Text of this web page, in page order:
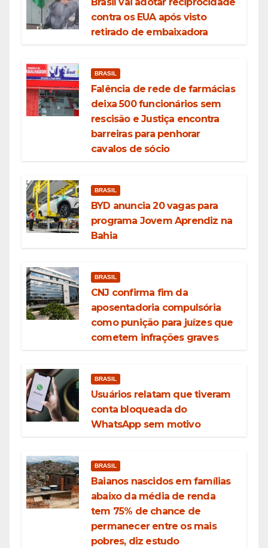
contra os EUA após visto
retirado de embaixadora
BRASIL
Falência de rede de farmácias
deixa 500 funcionários sem
rescisão e Justiça encontra
barreiras para penhorar
cavalos de sócio
BRASIL
BYD anuncia 20 vagas para
programa Jovem Aprendiz na
Bahia
BRASIL
CNJ confirma fim da
aposentadoria compulsória
como punição para juízes que
cometem infrações graves
BRASIL
Usuários relatam que tiveram
conta bloqueada do
WhatsApp sem motivo
BRASIL
Baianos nascidos em famílias
abaixo da média de renda
tem 75% de chance de
permanecer entre os mais
pobres, diz estudo